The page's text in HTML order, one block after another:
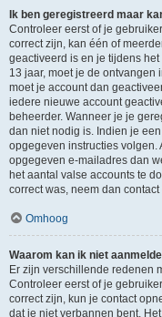
Ik ben geregistreerd maar
Controleer eerst of je
correct zijn, kan één of
geactiveerd is en je tijdens
13 jaar, moet je de ontvangen
moet je account dan
iedere nieuwe account
beheerder. Wanneer je je
dan niet nodig is. Indien je
opgegeven instructies volgen.
opgegeven e-mailadres dan
het aantal valse accounts te
correct was, neem dan
Omhoog
Waarom kan ik niet
Er zijn verschillende redenen
Controleer eerst of je
correct zijn, kun je contact
dat je niet verbannen bent.